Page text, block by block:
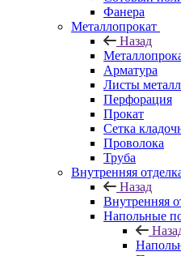
Фанера
Металлопрокат
Назад
Арматура
Листы
Перфорация
Прокат
Сетка
Проволока
Труба
Внутренняя
Назад
Внутренняя
Напольные